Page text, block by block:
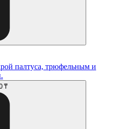
палтуса, трюфельным и
₸